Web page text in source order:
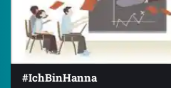
#IchBinHanna